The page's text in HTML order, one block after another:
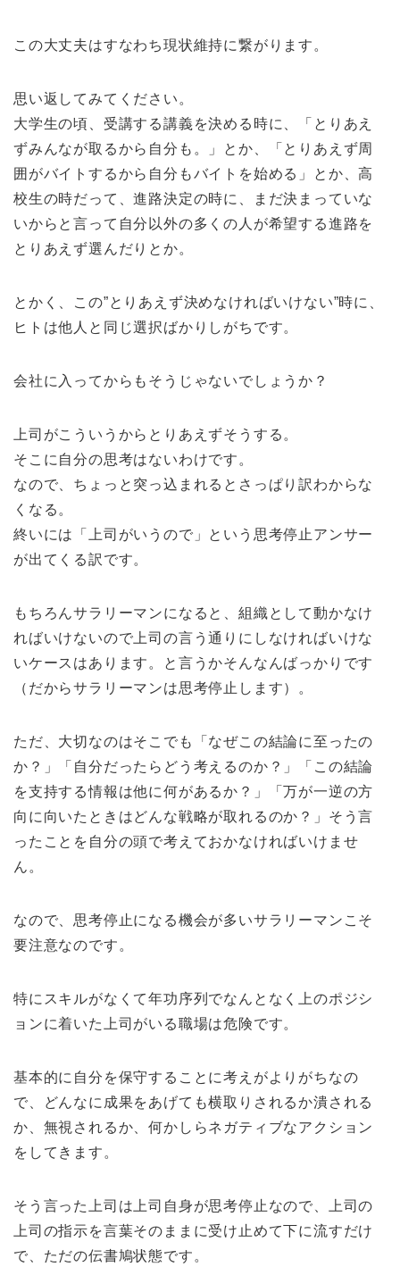
この大丈夫はすなわち現状維持に繋がります。
思い返してみてください。
大学生の頃、受講する講義を決める時に、「とりあえ
ずみんなが取るから自分も。」とか、「とりあえず周
囲がバイトするから自分もバイトを始める」とか、高
校生の時だって、進路決定の時に、まだ決まっていな
いからと言って自分以外の多くの人が希望する進路を
とりあえず選んだりとか。
とかく、この”とりあえず決めなければいけない”時に、
ヒトは他人と同じ選択ばかりしがちです。
会社に入ってからもそうじゃないでしょうか？
上司がこういうからとりあえずそうする。
そこに自分の思考はないわけです。
なので、ちょっと突っ込まれるとさっぱり訳わからな
くなる。
終いには「上司がいうので」という思考停止アンサー
が出てくる訳です。
もちろんサラリーマンになると、組織として動かなけ
ればいけないので上司の言う通りにしなければいけな
いケースはあります。と言うかそんなんばっかりです
（だからサラリーマンは思考停止します）。
ただ、大切なのはそこでも「なぜこの結論に至ったの
か？」「自分だったらどう考えるのか？」「この結論
を支持する情報は他に何があるか？」「万が一逆の方
向に向いたときはどんな戦略が取れるのか？」そう言
ったことを自分の頭で考えておかなければいけませ
ん。
なので、思考停止になる機会が多いサラリーマンこそ
要注意なのです。
特にスキルがなくて年功序列でなんとなく上のポジシ
ョンに着いた上司がいる職場は危険です。
基本的に自分を保守することに考えがよりがちなの
で、どんなに成果をあげても横取りされるか潰される
か、無視されるか、何かしらネガティブなアクション
をしてきます。
そう言った上司は上司自身が思考停止なので、上司の
上司の指示を言葉そのままに受け止めて下に流すだけ
で、ただの伝書鳩状態です。